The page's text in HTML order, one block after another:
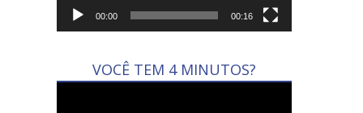
00:00 00:16
VOCÊ TEM 4 MINUTOS?